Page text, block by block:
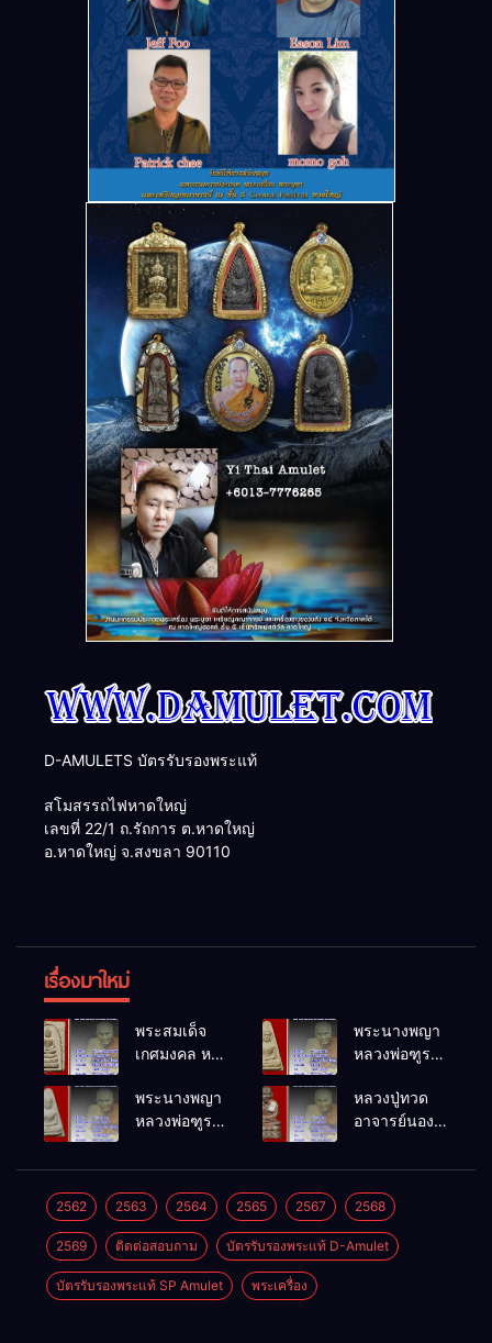
D-AMULETS บัตรรับรองพระแท้
สโมสรรถไฟหาดใหญ่
เลขที่ 22/1 ถ.รัถการ ต.หาดใหญ่
อ.หาดใหญ่ จ.สงขลา 90110
เรื่องมาใหม่
พระสมเด็จ
เกศมงคล หล
โพธิ์นิมิตร
พ.ศ.2512
พระนางพญา
หลวงพ่อฑูรย์
พ.ศ.2512
พระนางพญา
หลวงพ่อฑูรย์
พ.ศ.2512
หลวงปู่ทวด
อาจารย์นอง
พ.ศ.2541
2562 2563 2564 2565 2567 2568
2569 ติดต่อสอบถาม บัตรรับรองพระแท้ D-Amulet
บัตรรับรองพระแท้ SP Amulet พระเครื่อง